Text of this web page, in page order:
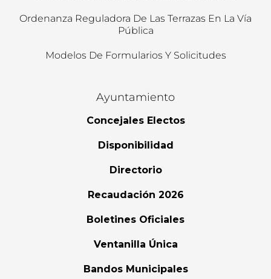
Ordenanza Reguladora De Las Terrazas En La Vía
Pública
Modelos De Formularios Y Solicitudes
Ayuntamiento
Concejales Electos
Disponibilidad
Directorio
Recaudación 2026
Boletines Oficiales
Ventanilla Única
Bandos Municipales